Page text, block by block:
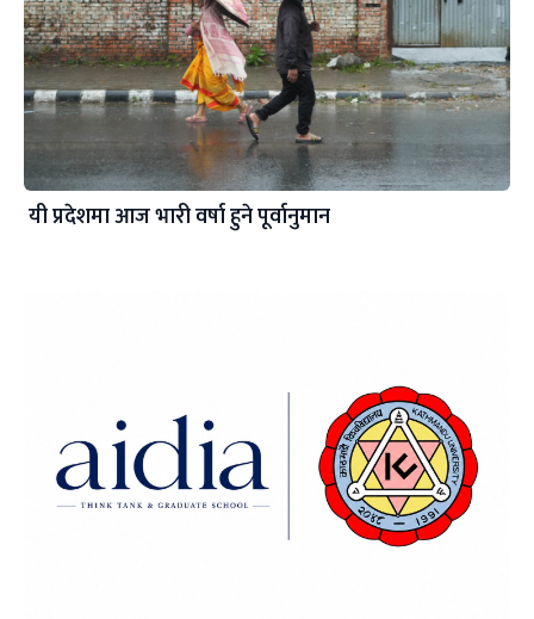
यी प्रदेशमा आज भारी वर्षा हुने पूर्वानुमान